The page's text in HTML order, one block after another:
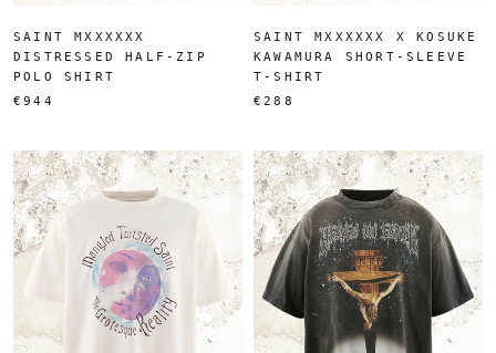
SAINT MXXXXXX
DISTRESSED HALF-ZIP
POLO SHIRT
€944
SAINT MXXXXXX X KOSUKE
KAWAMURA SHORT-SLEEVE
T-SHIRT
€288